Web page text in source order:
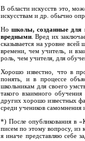
В области искусств это,
искусствам и др. обычно
Ношколы, созданные для
вредными . Вред их
сказывается на уровне
времени, чем учитель, и
роль, чем учителя, для
Хорошо известно, что в
понять, и в процессе
школьникам для своего
такого взаимного
других хорошо известных
среди учеников самомнения
*) После опубликования в
писем по этому вопросу, из
я иначе представляю себе